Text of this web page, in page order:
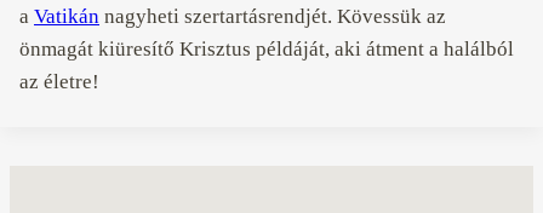
a Vatikán nagyheti szertartásrendjét. Kövessük az
önmagát kiüresítő Krisztus példáját, aki átment a halálból
az életre!